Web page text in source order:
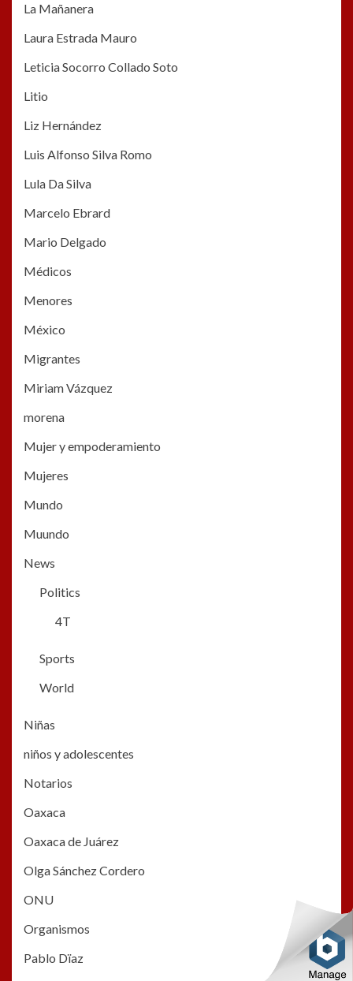
La Mañanera
Laura Estrada Mauro
Leticia Socorro Collado Soto
Litio
Liz Hernández
Luis Alfonso Silva Romo
Lula Da Silva
Marcelo Ebrard
Mario Delgado
Médicos
Menores
México
Migrantes
Miriam Vázquez
morena
Mujer y empoderamiento
Mujeres
Mundo
Muundo
News
Politics
4T
Sports
World
Niñas
niños y adolescentes
Notarios
Oaxaca
Oaxaca de Juárez
Olga Sánchez Cordero
ONU
Organismos
Pablo Dïaz